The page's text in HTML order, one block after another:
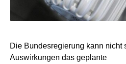
Die Bundesregierung kann nicht
Auswirkungen das geplante